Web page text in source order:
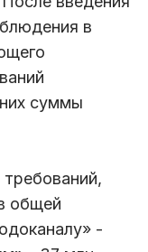
в
суммы
требований,
общей
-